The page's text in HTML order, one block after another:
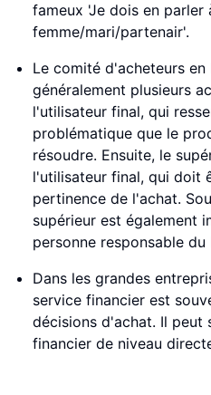
fameux 'Je dois en parler
femme/mari/partenair'.
Le comité d'acheteurs en
généralement plusieurs
l'utilisateur final, qui
problématique que le
résoudre. Ensuite, le
l'utilisateur final, qui doit
pertinence de l'achat.
supérieur est également
personne responsable du
Dans les grandes
service financier est
décisions d'achat. Il peut
financier de niveau